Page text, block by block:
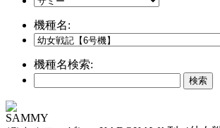
機種名:
機種名検索:
SAMMY